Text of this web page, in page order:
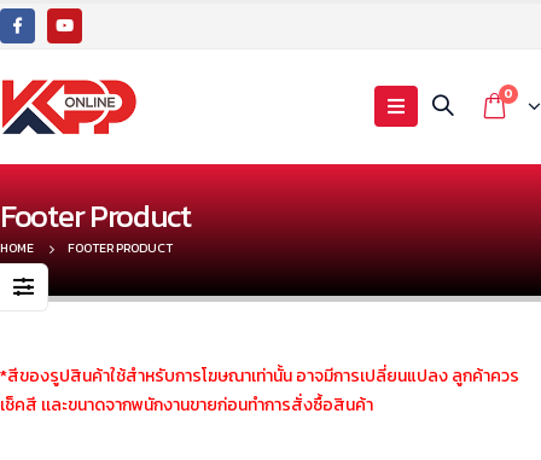
0
Footer Product
HOME FOOTER PRODUCT
*สีของรูปสินค้าใช้สำหรับการโฆษณาเท่านั้น อาจมีการเปลี่ยนแปลง ลูกค้าควร
เช็คสี เเละขนาดจากพนักงานขายก่อนทำการสั่งซื้อสินค้า